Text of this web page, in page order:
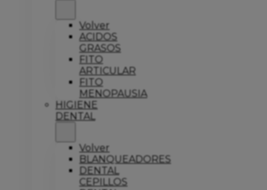
Volver
ACIDOS
GRASOS
FITO
ARTICULAR
FITO
MENOPAUSIA
HIGIENE
DENTAL
Volver
BLANQUEADORES
DENTAL
CEPILLOS